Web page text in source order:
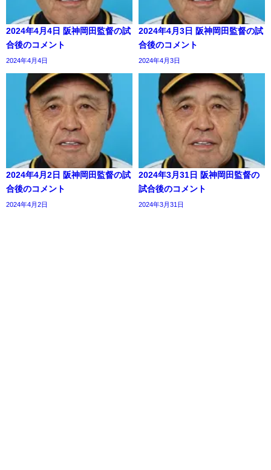
2024年4月4日 阪神岡田監督の試
合後のコメント
2024年4月4日
2024年4月3日 阪神岡田監督の試
合後のコメント
2024年4月3日
2024年4月2日 阪神岡田監督の試
合後のコメント
2024年4月2日
2024年3月31日 阪神岡田監督の
試合後のコメント
2024年3月31日